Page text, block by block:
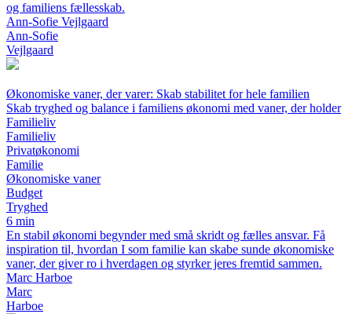
og familiens fællesskab.
Ann-Sofie Vejlgaard
Ann-Sofie
Vejlgaard
Økonomiske vaner, der varer: Skab stabilitet for hele familien
Skab tryghed og balance i familiens økonomi med vaner, der holder
Familieliv
Familieliv
Privatøkonomi
Familie
Økonomiske vaner
Budget
Tryghed
6 min
En stabil økonomi begynder med små skridt og fælles ansvar. Få
inspiration til, hvordan I som familie kan skabe sunde økonomiske
vaner, der giver ro i hverdagen og styrker jeres fremtid sammen.
Marc Harboe
Marc
Harboe